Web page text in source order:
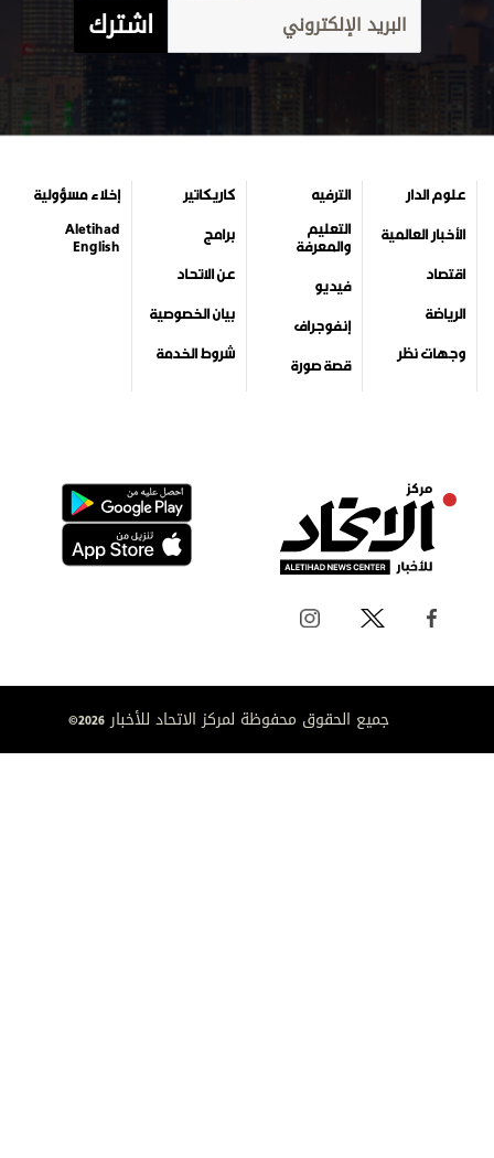
اشترك
علوم الدار
الأخبار العالمية
اقتصاد
الرياضة
وجهات نظر
الترفيه
التعليم
والمعرفة
فيديو
إنفوجراف
قصة صورة
كاريكاتير
برامج
عن الاتحاد
بيان الخصوصية
شروط الخدمة
إخلاء مسؤولية
Aletihad
English
جميع الحقوق محفوظة لمركز الاتحاد للأخبار 2026©